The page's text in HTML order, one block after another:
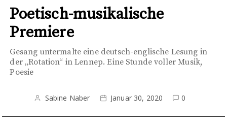
Poetisch-musikalische
Premiere
Gesang untermalte eine deutsch-englische Lesung in
der „Rotation“ in Lennep. Eine Stunde voller Musik,
Poesie
Sabine Naber Januar 30, 2020 0